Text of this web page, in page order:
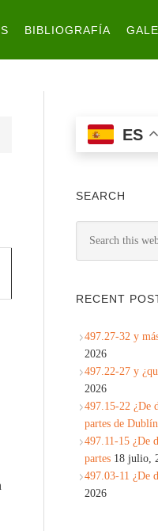
BIBLIOGRAFÍA
ES
SEARCH
RECENT
497.27-32 y
2026
497.22-27 y
2026
497.15-22 ¿De
partes de Dublín
497.11-15 ¿De
partes 18 julio,
497.03-11 ¿De
2026